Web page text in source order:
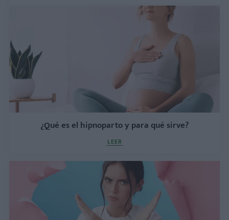
¿Qué es el hipnoparto y para qué sirve?
LEER